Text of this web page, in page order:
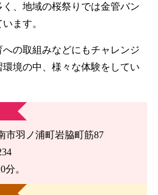
、地域の桜祭りでは金管バン
ます。
の取組みなどにもチャレンジ
境の中、様々な体験をしてい
市羽ノ浦町岩脇町筋87
。